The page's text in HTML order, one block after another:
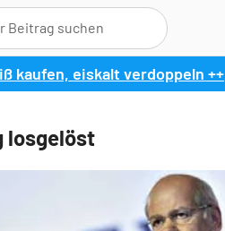
kaufen, eiskalt verdoppeln ++
losgelöst